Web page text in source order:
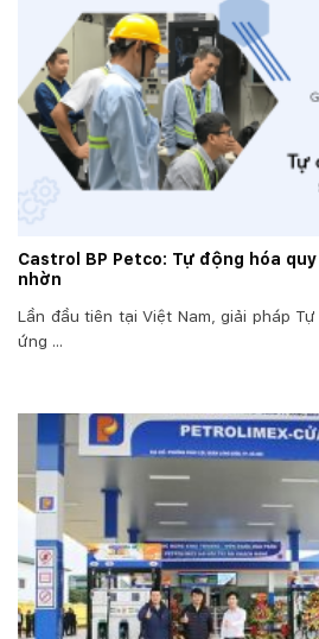
Castrol BP Petco: Tự động hóa
nhờn
Lần đầu tiên tại Việt Nam, giải pháp
ứng ...